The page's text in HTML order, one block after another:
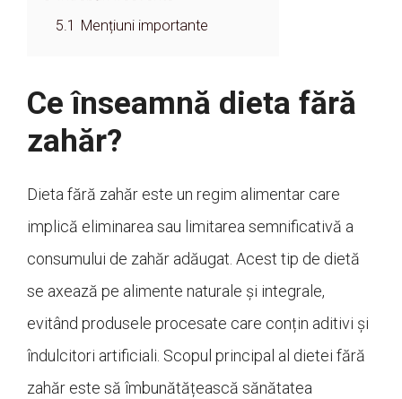
5.1
Mențiuni importante
Ce înseamnă dieta fără
zahăr?
Dieta fără zahăr este un regim alimentar care
implică eliminarea sau limitarea semnificativă a
consumului de zahăr adăugat. Acest tip de dietă
se axează pe alimente naturale și integrale,
evitând produsele procesate care conțin aditivi și
îndulcitori artificiali. Scopul principal al dietei fără
zahăr este să îmbunătățească sănătatea